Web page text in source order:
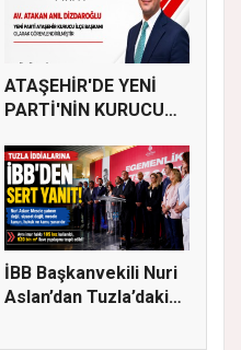
ATAŞEHİR'DE YENİ
PARTİ'NİN KURUCU
İBB Başkanvekili Nuri
Aslan’dan Tuzla’daki